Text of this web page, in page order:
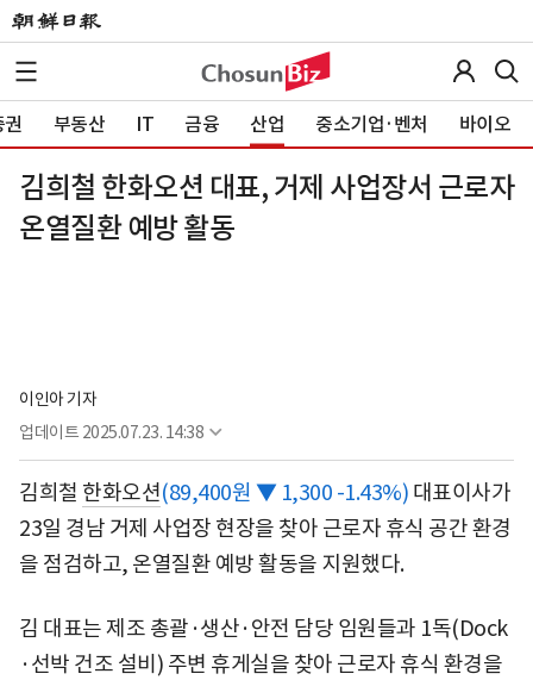
부동산 IT 금융 산업 중소기업·벤처 바이오
김희철 한화오션 대표, 거제 사업장서 근로자
온열질환 예방 활동
이인아 기자
업데이트 2025.07.23. 14:38
김희철 한화오션(89,400원 ▼ 1,300 -1.43%) 대표이사가
23일 경남 거제 사업장 현장을 찾아 근로자 휴식 공간 환경
을 점검하고, 온열질환 예방 활동을 지원했다.
김 대표는 제조 총괄·생산·안전 담당 임원들과 1독(Dock
·선박 건조 설비) 주변 휴게실을 찾아 근로자 휴식 환경을